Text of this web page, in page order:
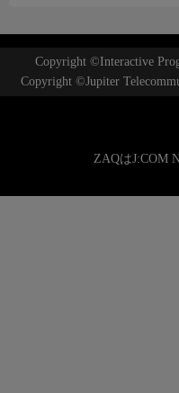
Copyright ©Interactive
Copyright ©Jupiter
ZAQはJ:COM